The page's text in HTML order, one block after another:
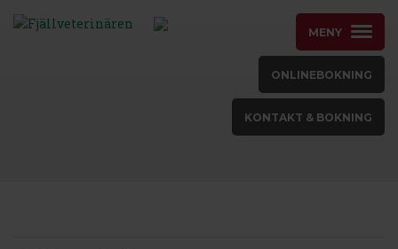
MENY
ONLINEBOKNING
KONTAKT & BOKNING